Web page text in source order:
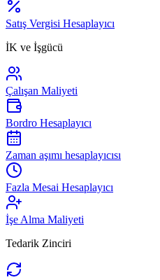
Satış Vergisi Hesaplayıcı
İK ve İşgücü
Çalışan Maliyeti
Bordro Hesaplayıcı
Zaman aşımı hesaplayıcısı
Fazla Mesai Hesaplayıcı
İşe Alma Maliyeti
Tedarik Zinciri